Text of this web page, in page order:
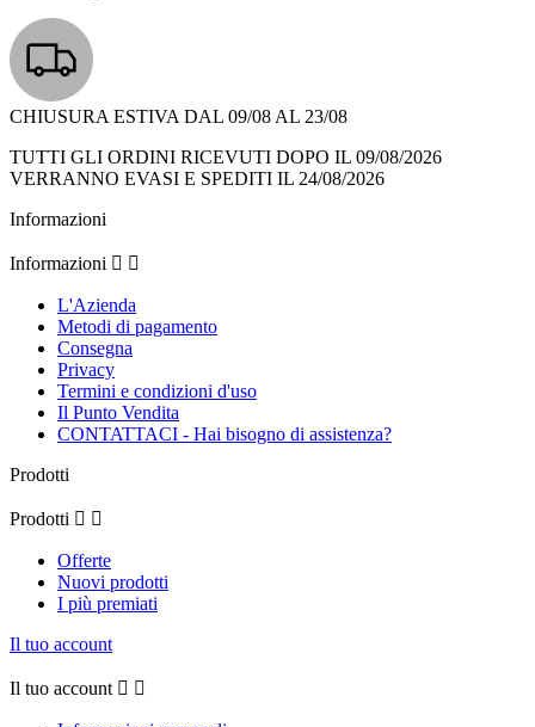
CHIUSURA ESTIVA DAL 09/08 AL 23/08
TUTTI GLI ORDINI RICEVUTI DOPO IL 09/08/2026
VERRANNO EVASI E SPEDITI IL 24/08/2026
Informazioni
Informazioni  
L'Azienda
Metodi di pagamento
Consegna
Privacy
Termini e condizioni d'uso
Il Punto Vendita
CONTATTACI - Hai bisogno di assistenza?
Prodotti
Prodotti  
Offerte
Nuovi prodotti
I più premiati
Il tuo account
Il tuo account  